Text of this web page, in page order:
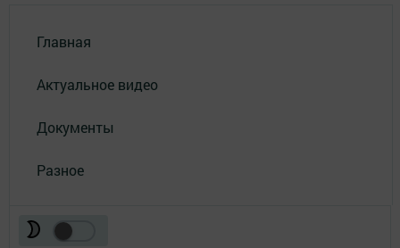
Главная
Актуальное видео
Документы
Разное